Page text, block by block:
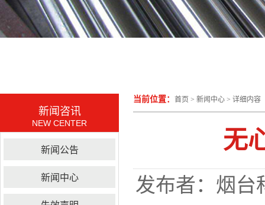
当前位置： 首页 > 新闻中心 > 详细内容
无
发布者：烟台
新闻咨讯
NEW CENTER
新闻公告
新闻中心